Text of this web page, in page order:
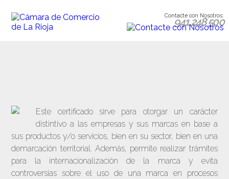
Contacte con Nosotros:
941 248 500
Este certificado sirve para otorgar un carácter
distintivo a las empresas y sus marcas en base a
sus productos y/o servicios, bien en su sector, bien en una
demarcación territorial. Además, permite realizar trámites
para la internacionalización de la marca y evita
controversias sobre el uso de una marca en procesos